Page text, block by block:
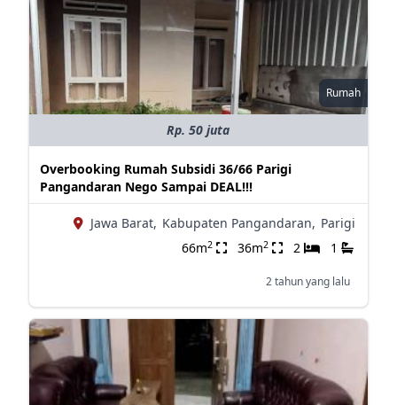
Rumah
Rp. 50 juta
Overbooking Rumah Subsidi 36/66 Parigi
Pangandaran Nego Sampai DEAL!!!
Jawa Barat, Kabupaten Pangandaran, Parigi
66m2 36m2 2 1
2 tahun yang lalu